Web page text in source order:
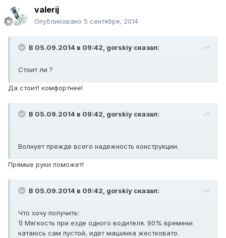
valerij
Опубликовано 5 сентября, 2014
В 05.09.2014 в 09:42, gorskiy сказал:
Стоит ли ?
Да стоит! комфортнее!
В 05.09.2014 в 09:42, gorskiy сказал:
Волнует прежде всего надежность конструкции.
Прямые руки поможет!
В 05.09.2014 в 09:42, gorskiy сказал:
Что хочу получить:
1) Мягкость при езде одного водителя. 90% времени
катаюсь сам пустой, идет машинка жестковато.